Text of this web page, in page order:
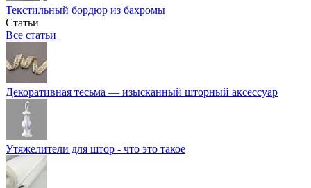
Текстильный бордюр из бахромы
Статьи
Все статьи
Декоративная тесьма — изысканный шторный аксессуар
Утяжелители для штор - что это такое